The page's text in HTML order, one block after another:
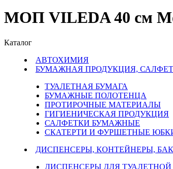
МОП VILEDA 40 см
Каталог
АВТОХИМИЯ
БУМАЖНАЯ ПРОДУКЦИЯ,
ТУАЛЕТНАЯ БУМАГА
БУМАЖНЫЕ ПОЛОТЕНЦА
ПРОТИРОЧНЫЕ МАТЕРИАЛЫ
ГИГИЕНИЧЕСКАЯ ПРОДУКЦИЯ
САЛФЕТКИ БУМАЖНЫЕ
СКАТЕРТИ И ФУРШЕТНЫЕ
ДИСПЕНСЕРЫ, КОНТЕЙНЕРЫ,
ДИСПЕНСЕРЫ ДЛЯ